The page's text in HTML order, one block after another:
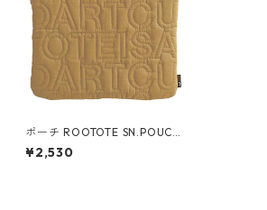
ポーチ ROOTOTE SN.POUCH.
AS-QUILT 1321 ルートート S
N.ポーチ.アルファベットスー
¥2,530